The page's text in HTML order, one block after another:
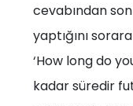
cevabından
yaptığını
‘How long do
kadar süredir